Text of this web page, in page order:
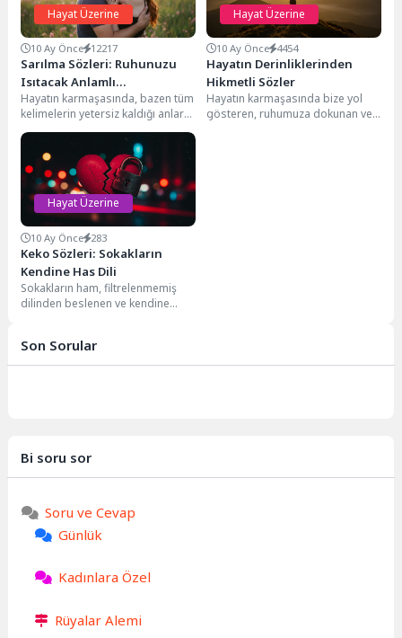
Hayat Üzerine
10 Ay Önce 12217
Sarılma Sözleri: Ruhunuzu
Isıtacak Anlamlı
Kucaklaşmalar
Hayatın karmaşasında, bazen tüm
kelimelerin yetersiz kaldığı anlar
olur. İşte tam da o anlarda, bir...
Hayat Üzerine
10 Ay Önce 4454
Hayatın Derinliklerinden
Hikmetli Sözler
Hayatın karmaşasında bize yol
gösteren, ruhumuza dokunan ve
Hayat Üzerine
10 Ay Önce 283
Keko Sözleri: Sokakların
Kendine Has Dili
Sokakların ham, filtrelenmemiş
dilinden beslenen ve kendine
Son Sorular
Bi soru sor
Soru ve Cevap
Günlük
Kadınlara Özel
Rüyalar Alemi